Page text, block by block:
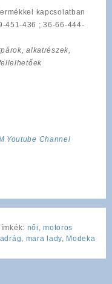
kapcsolatban
451-436 ; 36-66-444-
alkatrészek,
Youtube Channel
női ,motoros
mara lady, Modeka